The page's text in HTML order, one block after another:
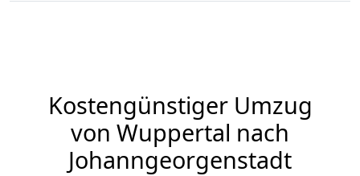
Kostengünstiger Umzug
von Wuppertal nach
Johanngeorgenstadt